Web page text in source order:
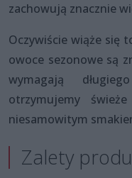
zachowują znacznie
Oczywiście wiąże się
owoce sezonowe są
wymagają
otrzymujemy
niesamowitym
Zalety